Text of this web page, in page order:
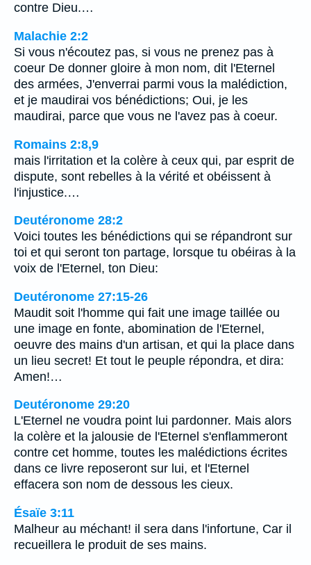
contre Dieu.…
Malachie 2:2
Si vous n'écoutez pas, si vous ne prenez pas à
coeur De donner gloire à mon nom, dit l'Eternel
des armées, J'enverrai parmi vous la malédiction,
et je maudirai vos bénédictions; Oui, je les
maudirai, parce que vous ne l'avez pas à coeur.
Romains 2:8,9
mais l'irritation et la colère à ceux qui, par esprit de
dispute, sont rebelles à la vérité et obéissent à
l'injustice.…
Deutéronome 28:2
Voici toutes les bénédictions qui se répandront sur
toi et qui seront ton partage, lorsque tu obéiras à la
voix de l'Eternel, ton Dieu:
Deutéronome 27:15-26
Maudit soit l'homme qui fait une image taillée ou
une image en fonte, abomination de l'Eternel,
oeuvre des mains d'un artisan, et qui la place dans
un lieu secret! Et tout le peuple répondra, et dira:
Amen!…
Deutéronome 29:20
L'Eternel ne voudra point lui pardonner. Mais alors
la colère et la jalousie de l'Eternel s'enflammeront
contre cet homme, toutes les malédictions écrites
dans ce livre reposeront sur lui, et l'Eternel
effacera son nom de dessous les cieux.
Ésaïe 3:11
Malheur au méchant! il sera dans l'infortune, Car il
recueillera le produit de ses mains.